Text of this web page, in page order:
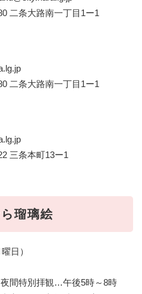
二条大路南一丁目1ー1
二条大路南一丁目1ー1
三条本町13ー1
瑠璃絵
日）
間特別拝観…午後5時～8時